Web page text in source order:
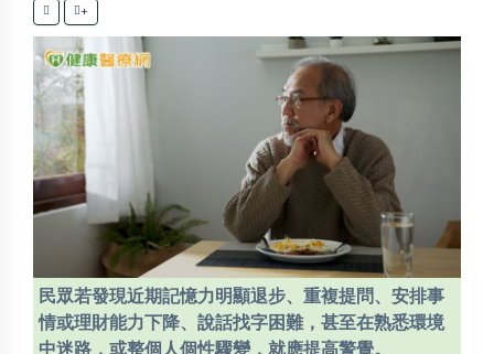
+
民眾若發現近期記憶力明顯退步、重複提問、安排事
情或理財能力下降、說話找字困難，甚至在熟悉環境
中迷路，或整個人個性驟變，就應提高警覺。